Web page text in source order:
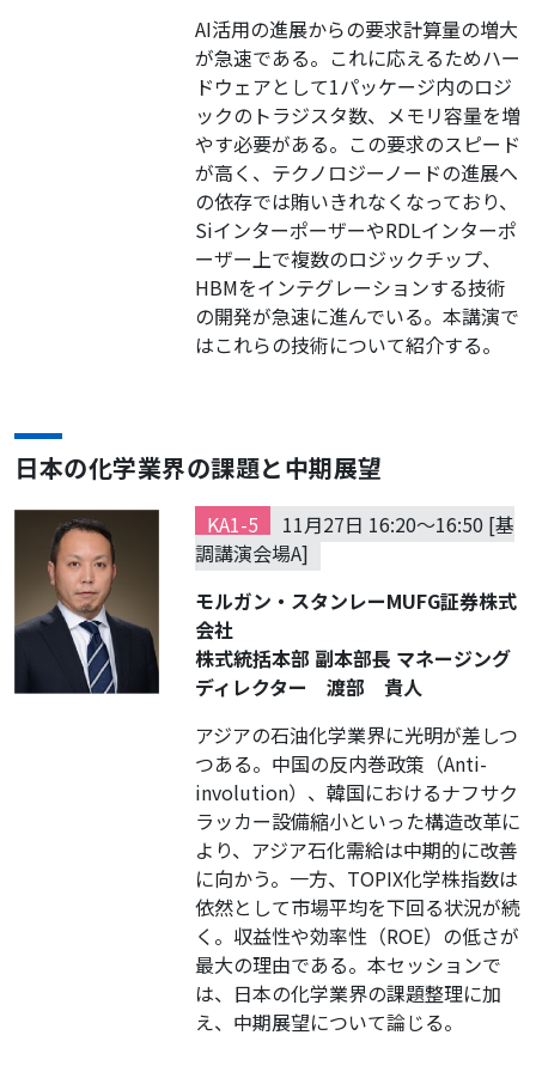
AI活用の進展からの要求計算量の増大
が急速である。これに応えるためハー
ドウェアとして1パッケージ内のロジ
ックのトラジスタ数、メモリ容量を増
やす必要がある。この要求のスピード
が高く、テクノロジーノードの進展へ
の依存では賄いきれなくなっており、
SiインターポーザーやRDLインターポ
ーザー上で複数のロジックチップ、
HBMをインテグレーションする技術
の開発が急速に進んでいる。本講演で
はこれらの技術について紹介する。
日本の化学業界の課題と中期展望
KA1-5
11月27日 16:20～16:50 [基
調講演会場A]
モルガン・スタンレーMUFG証券株式
会社
株式統括本部 副本部長 マネージング
ディレクター 渡部 貴人
アジアの石油化学業界に光明が差しつ
つある。中国の反内巻政策（Anti-
involution）、韓国におけるナフサク
ラッカー設備縮小といった構造改革に
より、アジア石化需給は中期的に改善
に向かう。一方、TOPIX化学株指数は
依然として市場平均を下回る状況が続
く。収益性や効率性（ROE）の低さが
最大の理由である。本セッションで
は、日本の化学業界の課題整理に加
え、中期展望について論じる。